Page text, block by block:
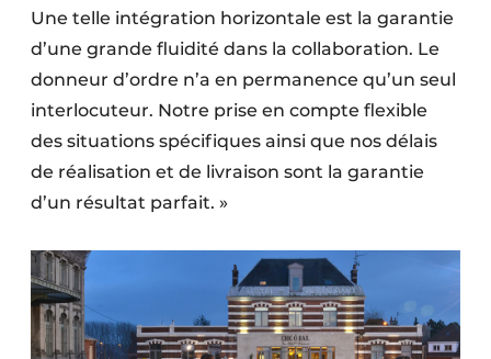
Une telle intégration horizontale est la garantie
d’une grande fluidité dans la collaboration. Le
donneur d’ordre n’a en permanence qu’un seul
interlocuteur. Notre prise en compte flexible
des situations spécifiques ainsi que nos délais
de réalisation et de livraison sont la garantie
d’un résultat parfait. »